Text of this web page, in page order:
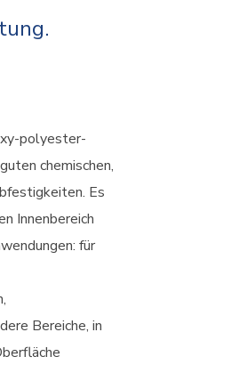
polyester-
chemischen,
Es
Innenbereich
für
Bereiche, in